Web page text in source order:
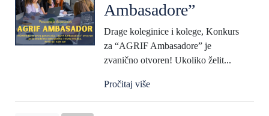
Ambasadore”
Drage koleginice i kolege, Konkurs
za “AGRIF Ambasadore” je
zvanično otvoren! Ukoliko želit...
Pročitaj više